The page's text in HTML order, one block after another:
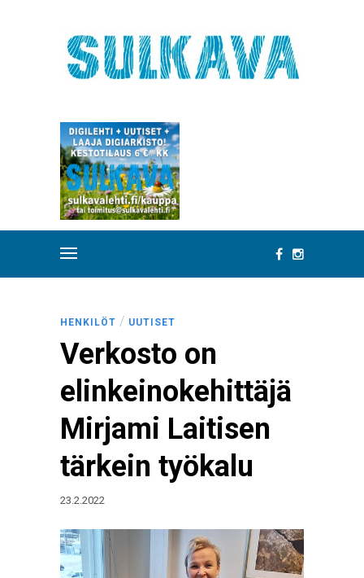
HENKILÖT / UUTISET
Verkosto on
elinkeinokehittäjä
Mirjami Laitisen
tärkein työkalu
23.2.2022